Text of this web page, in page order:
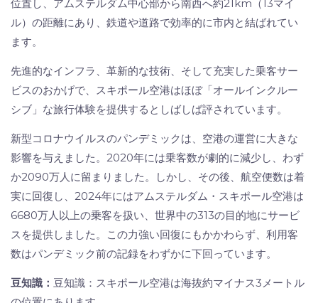
位置し、アムステルダム中心部から南西へ約21km（13マイ
ル）の距離にあり、鉄道や道路で効率的に市内と結ばれてい
ます。
先進的なインフラ、革新的な技術、そして充実した乗客サー
ビスのおかげで、スキポール空港はほぼ「オールインクルー
シブ」な旅行体験を提供するとしばしば評されています。
新型コロナウイルスのパンデミックは、空港の運営に大きな
影響を与えました。2020年には乗客数が劇的に減少し、わず
か2090万人に留まりました。しかし、その後、航空便数は着
実に回復し、2024年にはアムステルダム・スキポール空港は
6680万人以上の乗客を扱い、世界中の313の目的地にサービ
スを提供しました。この力強い回復にもかかわらず、利用客
数はパンデミック前の記録をわずかに下回っています。
豆知識： 豆知識：スキポール空港は海抜約マイナス3メートル